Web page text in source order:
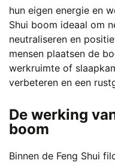
hun eigen energie en
Shui boom ideaal om
neutraliseren en
mensen plaatsen de
werkruimte of
verbeteren en een
De werking
boom
Binnen de Feng Shui